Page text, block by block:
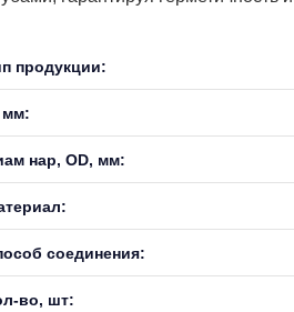
продукции:
мм:
нар, OD, мм:
соединения:
во, шт: